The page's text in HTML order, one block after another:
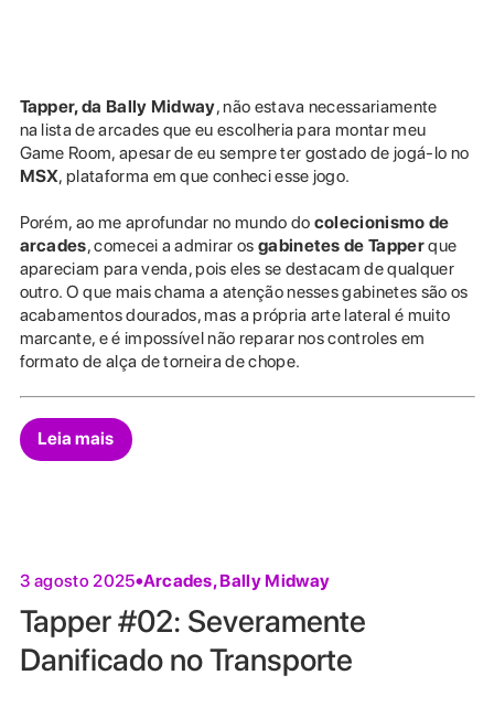
Tapper, da Bally Midway, não estava necessariamente
na lista de arcades que eu escolheria para montar meu
Game Room, apesar de eu sempre ter gostado de jogá-lo no
MSX, plataforma em que conheci esse jogo.
Porém, ao me aprofundar no mundo do colecionismo de
arcades, comecei a admirar os gabinetes de Tapperque
apareciam para venda, pois eles se destacam de qualquer
outro. O que mais chama a atenção nesses gabinetes são os
acabamentos dourados, mas a própria arte lateral é muito
marcante, e é impossível não reparar nos controles em
formato de alça de torneira de chope.
Leia mais
3 agosto 2025 Arcades,Bally Midway
Tapper #02: Severamente
Danificado no Transporte